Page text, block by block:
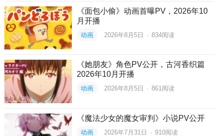
《面包小偷》动画首曝PV，2026年10
月开播
动画 2026年8月5日 · 834阅读
《她朋友》角色PV公开，古河香织篇
2026年10月开播
动画 2026年8月5日 · 861阅读
《魔法少女的魔女审判》小说PV公开
动画 2026年7月31日 · 910阅读